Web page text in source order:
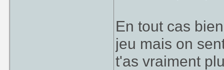
En tout cas
jeu mais on
t'as vraiment